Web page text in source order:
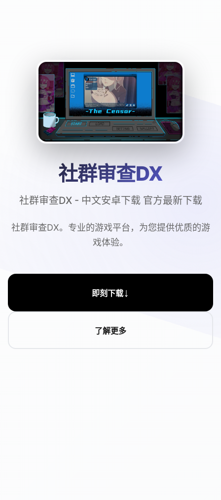
社群审查DX
社群审查DX - 中文安卓下载 官方最新下载
社群审查DX。专业的游戏平台，为您提供优质的游
戏体验。
即刻下载↓
了解更多